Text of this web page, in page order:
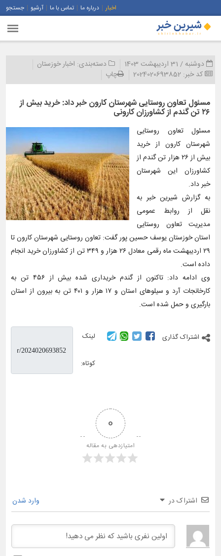
اخبار درباره ما تماس با ما آرشیو جستجو
دوشنبه / 31 اردیبهشت 1403 دسته‌بندی: اخبار خوزستان
کد خبر: 2024020693852 چاپ
مسئول تعاون روستایی شهرستان کارون خبر داد: خرید بیش از
۲۶ تن گندم از کشاورزان کارونی
مسئول تعاون روستایی
شهرستان کارون از خرید
بیش از ۲۶ هزار تن گندم از
کشاورزان این شهرستان
خبر داد.
به گزارش شیرین خبر به
نقل از روابط عمومی
مدیریت تعاون روستایی
استان خوزستان یوسف حسین پور گفت: تعاون روستایی شهرستان کارون تا
۲۹ اردیبهشت ماه رقمی معادل ۲۶ هزار و ۳۴۹ تن از کشاورزان خرید انجام
داده است.
وی ادامه داد: تاکنون از گندم خریداری شده بیش از ۴۵۶ تن به
کارخانجات آرد و سیلوهای استان و ۱۷ هزار و ۴۰۱ تن به بیرون از استان
بارگیری و حمل شده است.
اشتراک گذاری لینک
کوتاه:
0
امتیازدهی به مقاله
اشتراک در وارد شدن